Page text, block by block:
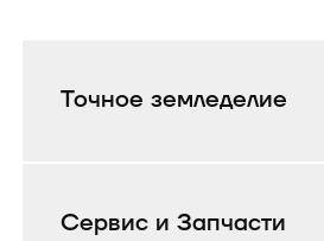
Точное земледелие
Сервис и Запчасти